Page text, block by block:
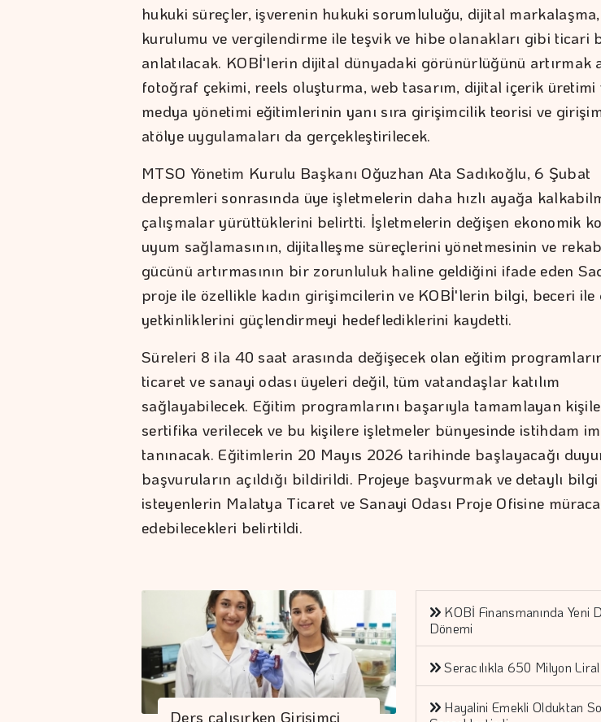
hukuki süreçler, işverenin hukuki sorumluluğu, dijital
kurulumu ve vergilendirme ile teşvik ve hibe olanakları gibi ticari
anlatılacak. KOBİ'lerin dijital dünyadaki görünürlüğünü artırmak
fotoğraf çekimi, reels oluşturma, web tasarım, dijital içerik üretimi
medya yönetimi eğitimlerinin yanı sıra girişimcilik teorisi ve
atölye uygulamaları da gerçekleştirilecek.
MTSO Yönetim Kurulu Başkanı Oğuzhan Ata Sadıkoğlu, 6 Şubat
depremleri sonrasında üye işletmelerin daha hızlı ayağa
çalışmalar yürüttüklerini belirtti. İşletmelerin değişen ekonomik
uyum sağlamasının, dijitalleşme süreçlerini yönetmesinin ve
gücünü artırmasının bir zorunluluk haline geldiğini ifade eden
proje ile özellikle kadın girişimcilerin ve KOBİ'lerin bilgi, beceri ile
yetkinliklerini güçlendirmeyi hedeflediklerini kaydetti.
Süreleri 8 ila 40 saat arasında değişecek olan eğitim
ticaret ve sanayi odası üyeleri değil, tüm vatandaşlar katılım
sağlayabilecek. Eğitim programlarını başarıyla tamamlayan
sertifika verilecek ve bu kişilere işletmeler bünyesinde istihdam
tanınacak. Eğitimlerin 20 Mayıs 2026 tarihinde başlayacağı
başvuruların açıldığı bildirildi. Projeye başvurmak ve detaylı
isteyenlerin Malatya Ticaret ve Sanayi Odası Proje Ofisine
edebilecekleri belirtildi.
Ders çalışırken Girişimci
KOBİ Finansmanında Yeni
Dönemi
Seracılıkla 650 Milyon
Hayalini Emekli Olduktan